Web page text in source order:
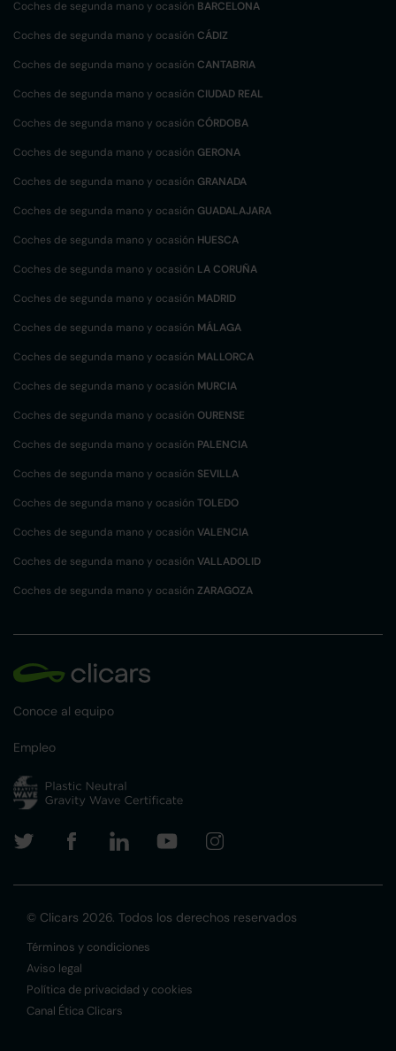
Coches de segunda mano y ocasión BARCELONA
Coches de segunda mano y ocasión CÁDIZ
Coches de segunda mano y ocasión CANTABRIA
Coches de segunda mano y ocasión CIUDAD REAL
Coches de segunda mano y ocasión CÓRDOBA
Coches de segunda mano y ocasión GERONA
Coches de segunda mano y ocasión GRANADA
Coches de segunda mano y ocasión GUADALAJARA
Coches de segunda mano y ocasión HUESCA
Coches de segunda mano y ocasión LA CORUÑA
Coches de segunda mano y ocasión MADRID
Coches de segunda mano y ocasión MÁLAGA
Coches de segunda mano y ocasión MALLORCA
Coches de segunda mano y ocasión MURCIA
Coches de segunda mano y ocasión OURENSE
Coches de segunda mano y ocasión PALENCIA
Coches de segunda mano y ocasión SEVILLA
Coches de segunda mano y ocasión TOLEDO
Coches de segunda mano y ocasión VALENCIA
Coches de segunda mano y ocasión VALLADOLID
Coches de segunda mano y ocasión ZARAGOZA
Conoce al equipo
Empleo
© Clicars 2026. Todos los derechos reservados
Términos y condiciones
Aviso legal
Política de privacidad y cookies
Canal Ética Clicars